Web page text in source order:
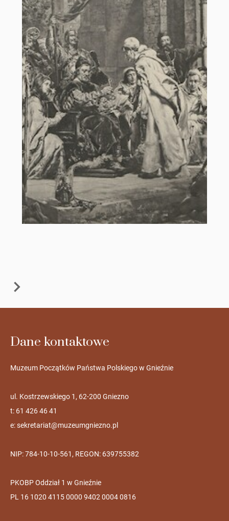
Dane kontaktowe
Muzeum Początków Państwa Polskiego w Gnieźnie
ul. Kostrzewskiego 1, 62-200 Gniezno
t: 61 426 46 41
e:sekretariat@muzeumgniezno.pl
NIP: 784-10-10-561, REGON: 639755382
PKOBP Oddział 1 w Gnieźnie
PL 16 1020 4115 0000 9402 0004 0816